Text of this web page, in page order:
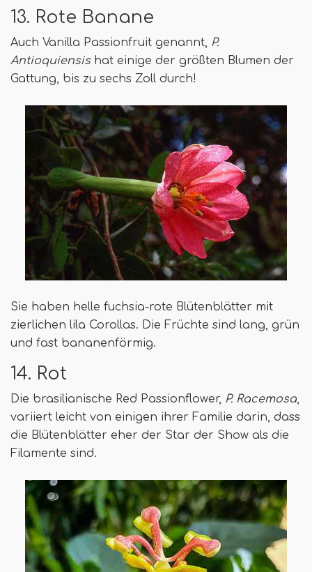
13. Rote Banane
Auch Vanilla Passionfruit genannt, P.
Antioquiensishat einige der größten Blumen der
Gattung, bis zu sechs Zoll durch!
Sie haben helle fuchsia-rote Blütenblätter mit
zierlichen lila Corollas. Die Früchte sind lang, grün
und fast bananenförmig.
14. Rot
Die brasilianische Red Passionflower, P. Racemosa
variiert leicht von einigen ihrer Familie darin, dass
die Blütenblätter eher der Star der Show als die
Filamente sind.